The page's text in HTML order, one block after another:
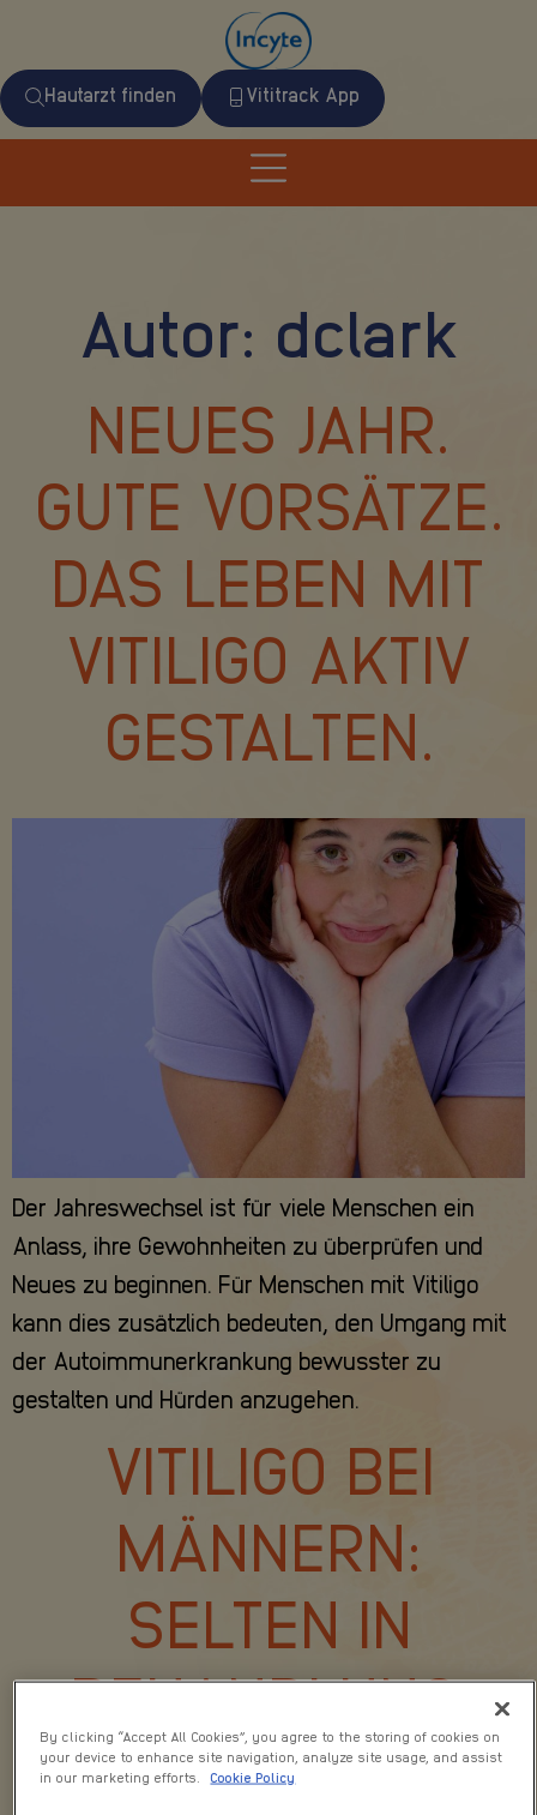
Hautarzt finden Vititrack App
Autor: dclark
NEUES JAHR.
GUTE VORSÄTZE.
DAS LEBEN MIT
VITILIGO AKTIV
GESTALTEN.
Der Jahreswechsel ist für viele Menschen ein
Anlass, ihre Gewohnheiten zu überprüfen und
Neues zu beginnen. Für Menschen mit Vitiligo
kann dies zusätzlich bedeuten, den Umgang mit
der Autoimmunerkrankung bewusster zu
gestalten und Hürden anzugehen.
VITILIGO BEI
MÄNNERN:
SELTEN IN
OFT BELASTET
By clicking “Accept All Cookies”, you agree to the storing of cookies on
your device to enhance site navigation, analyze site usage, and assist
in our marketing efforts.
Cookie Policy